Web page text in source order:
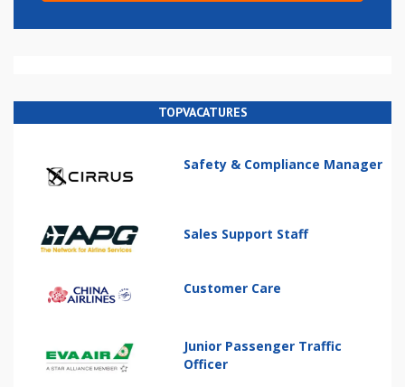
TOPVACATURES
Safety & Compliance Manager
Sales Support Staff
Customer Care
Junior Passenger Traffic
Officer